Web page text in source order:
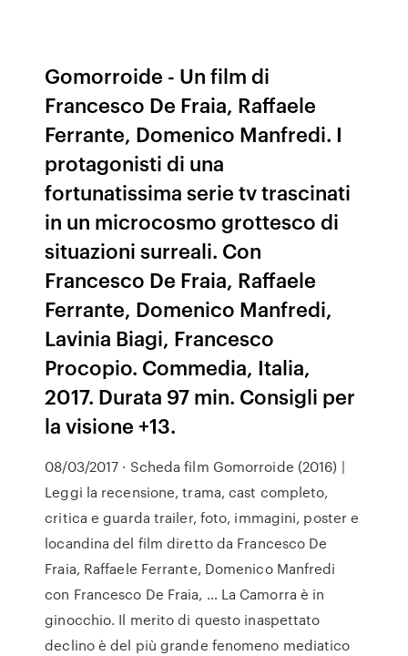
Gomorroide - Un film di
Francesco De Fraia, Raffaele
Ferrante, Domenico Manfredi. I
protagonisti di una
fortunatissima serie tv trascinati
in un microcosmo grottesco di
situazioni surreali. Con
Francesco De Fraia, Raffaele
Ferrante, Domenico Manfredi,
Lavinia Biagi, Francesco
Procopio. Commedia, Italia,
2017. Durata 97 min. Consigli per
la visione +13.
08/03/2017 · Scheda film Gomorroide (2016) |
Leggi la recensione, trama, cast completo,
critica e guarda trailer, foto, immagini, poster e
locandina del film diretto da Francesco De
Fraia, Raffaele Ferrante, Domenico Manfredi
con Francesco De Fraia, … La Camorra è in
ginocchio. Il merito di questo inaspettato
declino è del più grande fenomeno mediatico